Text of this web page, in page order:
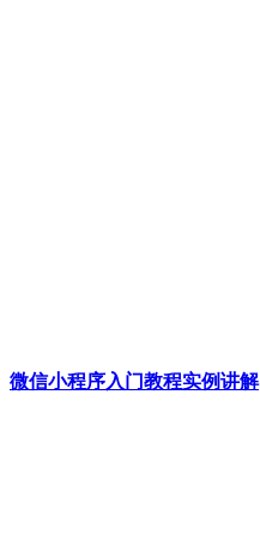
微信小程序入门教程实例讲解